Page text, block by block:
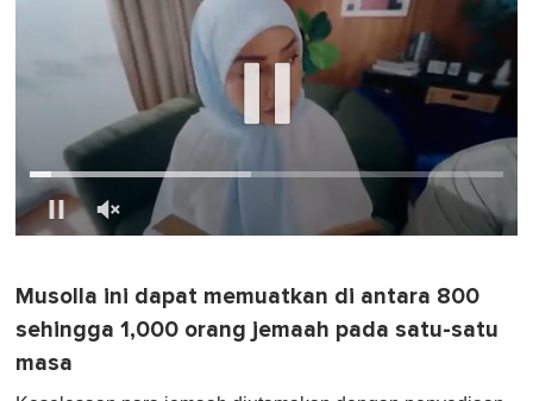
1
m
i
n
t
Musolla ini dapat memuatkan di antara 800
sehingga 1,000 orang jemaah pada satu-satu
masa